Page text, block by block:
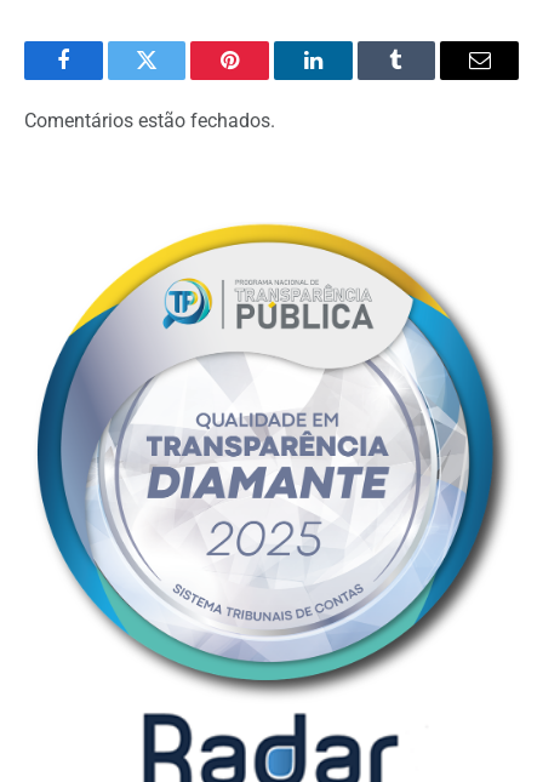
FacebookTwitter Pinterest LinkedInTumblr Email
Comentários estão fechados.